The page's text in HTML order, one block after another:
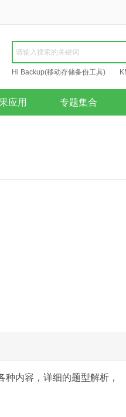
Hi Backup(移动存储备份工具)
Repair
应用 专题集合
内容，详细的题型解析，